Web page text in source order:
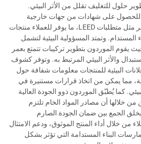
حلول للتغليف تقلل من الأثر البيئي.
للحصول على شهادات من جهات خارجية
والامتثال لمعايير البناء الأخضر مثل متطلبات LEED، ما يوفر للعملاء منتجات
وتمتد المسؤولية البيئية لتشمل
يقوم الموردون بتطوير تركيبات تتمتع بعمر
والأثر البيئي المرتبط به. وتوفر كشوف
البيئية للمنتجات معلومات شفافة حول
مما يمكن من اتخاذ قرارات مستنيرة في
كما يُطبّق الموردون ذوو الجودة العالية
خلالها أن مصادر المواد الخام تلتزم
ويخلق الجمع بين ضمان الجودة الصارم
من خلال أداء المنتج الموثوق، ودعم الامتثال
البناء المستدامة التي تؤثر بشكل